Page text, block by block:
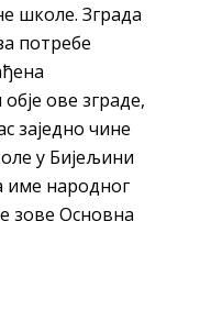
школе. Зграда
потребе
ове зграде,
заједно чине
у Бијељини
име народног
зове Основна